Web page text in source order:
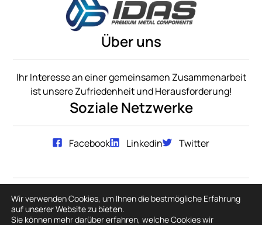
Über uns
Ihr Interesse an einer gemeinsamen Zusammenarbeit
ist unsere Zufriedenheit und Herausforderung!
Soziale Netzwerke
Facebook Linkedin Twitter
GalerieZertifikateDatenschutzrichtlinie
Urheberrecht © Alle Rechte vorbehalten 2023. IDAS
Wir verwenden Cookies, um Ihnen die bestmögliche Erfahrung
auf unserer Website zu bieten.
Sie können mehr darüber erfahren, welche Cookies wir